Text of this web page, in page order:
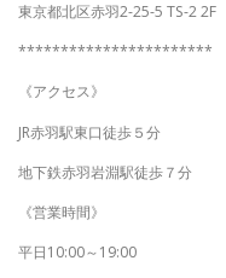
東京都北区赤羽2-25-5 TS-2 2F
***********************
《アクセス》
JR赤羽駅東口徒歩５分
地下鉄赤羽岩淵駅徒歩７分
《営業時間》
平日10:00～19:00